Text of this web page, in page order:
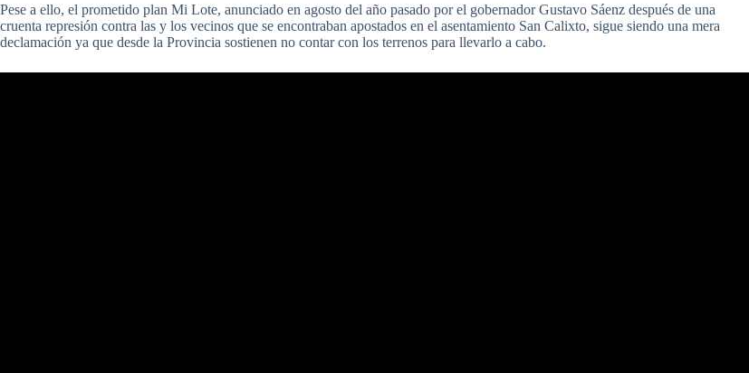
Pese a ello, el prometido plan Mi Lote, anunciado en agosto del año pasado por el gobernador Gustavo Sáenz después de una
cruenta represión contra las y los vecinos que se encontraban apostados en el asentamiento San Calixto, sigue siendo una mera
declamación ya que desde la Provincia sostienen no contar con los terrenos para llevarlo a cabo.